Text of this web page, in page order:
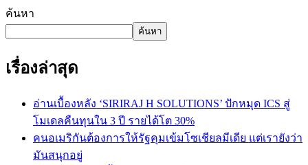
ค้นหา
ค้นหา
เรื่องล่าสุด
อ่านเบื้องหลัง ‘SIRIRAJ H SOLUTIONS’ ปักหมุด ICS สู่
โมเดลคืนทุนใน 3 ปี รายได้โต 30%
คนอเมริกันต้องการให้รัฐคุมเข้มโซเชียลมีเดีย แต่เรายังว่า
มันสนุกอยู่